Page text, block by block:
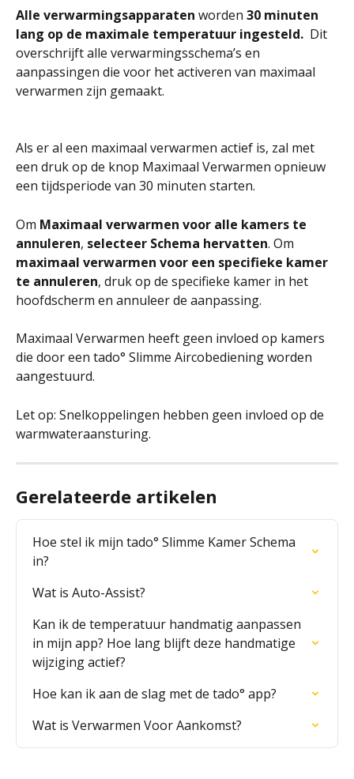
Alle verwarmingsapparaten worden 30 minuten
lang op de maximale temperatuur ingesteld. Dit
overschrijft alle verwarmingsschema’s en
aanpassingen die voor het activeren van maximaal
verwarmen zijn gemaakt.
Als er al een maximaal verwarmen actief is, zal met
een druk op de knop Maximaal Verwarmen opnieuw
een tijdsperiode van 30 minuten starten.
Om Maximaal verwarmen voor alle kamers te
annuleren, selecteer Schema hervatten. Om
maximaal verwarmen voor een specifieke kamer
te annuleren, druk op de specifieke kamer in het
hoofdscherm en annuleer de aanpassing.
Maximaal Verwarmen heeft geen invloed op kamers
die door een tado° Slimme Aircobediening worden
aangestuurd.
Let op: Snelkoppelingen hebben geen invloed op de
warmwateraansturing.
Gerelateerde artikelen
Hoe stel ik mijn tado° Slimme Kamer Schema
in?
Wat is Auto-Assist?
Kan ik de temperatuur handmatig aanpassen
in mijn app? Hoe lang blijft deze handmatige
wijziging actief?
Hoe kan ik aan de slag met de tado° app?
Wat is Verwarmen Voor Aankomst?